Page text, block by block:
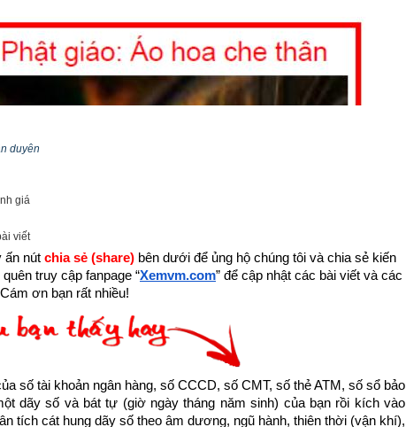
thời gian cuối cùng của thời kỳ mạt pháp khi mà đạo đức nhân loại
duyên
giá
viết
ấn nút chia sẻ (share) bên dưới để ủng hộ chúng tôi và chia sẻ kiến
truy cập fanpage “Xemvm.com” để cập nhật các bài viết và các
ơn bạn rất nhiều!
số tài khoản ngân hàng, số CCCD, số CMT, số thẻ ATM, số sổ bảo
dãy số và bát tự (giờ ngày tháng năm sinh) của bạn rồi kích vào
tích cát hung dãy số theo âm dương, ngũ hành, thiên thời (vận khí),